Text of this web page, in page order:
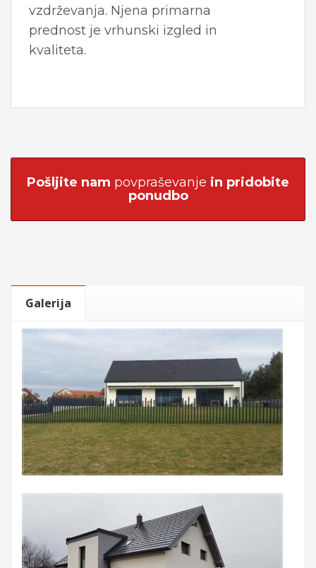
vzdrževanja. Njena primarna
prednost je vrhunski izgled in
kvaliteta.
Pošljite nam povpraševanje in pridobite
ponudbo
Galerija